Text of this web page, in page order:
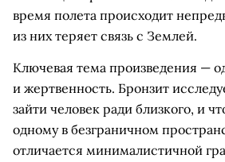
время полета происходит
из них теряет связь с Землей.
Ключевая тема произведения —
и жертвенность. Бронзит
зайти человек ради близкого, и
одному в безграничном
отличается минималистичной